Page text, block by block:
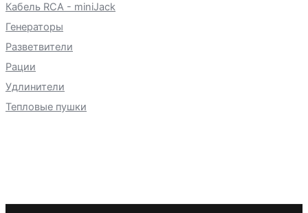
Кабель RCA - miniJack
Генераторы
Разветвители
Рации
Удлинители
Тепловые пушки